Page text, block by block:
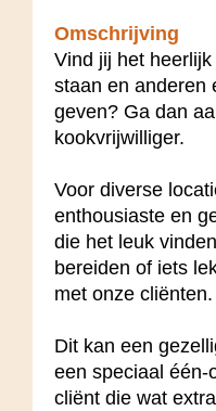
Omschrijving
Vind jij het
staan en anderen
geven? Ga dan
kookvrijwilliger.
Voor diverse
enthousiaste en
die het leuk
bereiden of iets
met onze cliënten.
Dit kan een
een speciaal één-
cliënt die wat